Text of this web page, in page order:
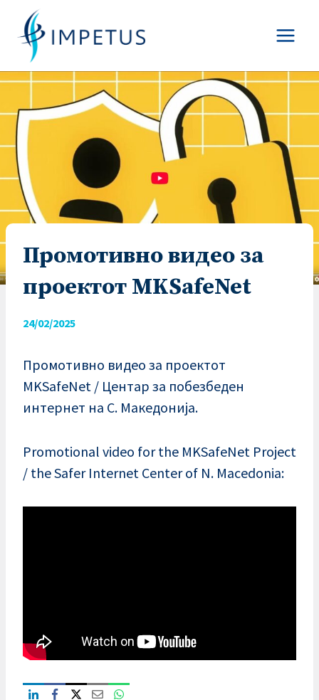
content
Промотивно видео за
проектот MKSafeNet
24/02/2025
Промотивно видео за проектот
MKSafeNet / Центар за побезбеден
интернет на С. Македонија.
Promotional video for the MKSafeNet Project
/ the Safer Internet Center of N. Macedonia: